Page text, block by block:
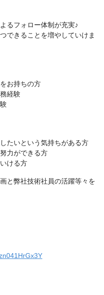
るフォロー体制が充実♪
できることを増やしていけま
お持ちの方
経験
たいという気持ちがある方
力ができる方
ける方
と弊社技術社員の活躍等々を